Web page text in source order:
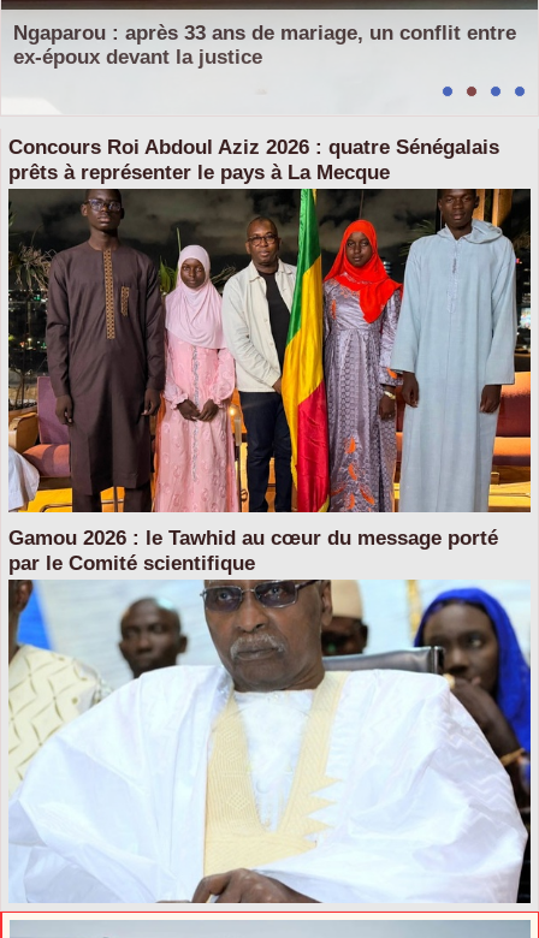
Ngaparou : après 33 ans de mariage, un conflit entre
ex-époux devant la justice
Concours Roi Abdoul Aziz 2026 : quatre Sénégalais
prêts à représenter le pays à La Mecque
Gamou 2026 : le Tawhid au cœur du message porté
par le Comité scientifique